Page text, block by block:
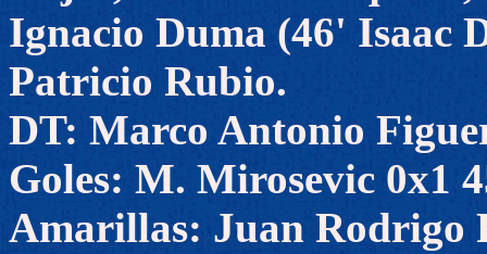
Ignacio Duma (46' Isaac
Patricio Rubio.
DT: Marco Antonio
Goles: M. Mirosevic 0x1
Amarillas: Juan Rodrigo